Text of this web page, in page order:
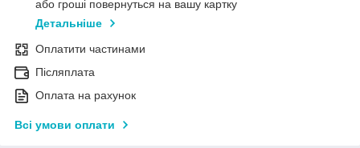
або гроші повернуться на вашу картку
Детальніше
Оплатити частинами
Післяплата
Оплата на рахунок
Всі умови оплати